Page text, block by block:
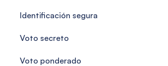
Identificación segura
Voto secreto
Voto ponderado